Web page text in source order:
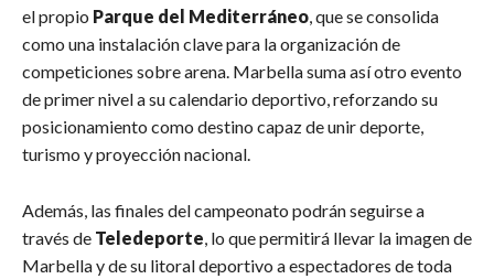
el propio Parque del Mediterráneo, que se consolida
como una instalación clave para la organización de
competiciones sobre arena. Marbella suma así otro evento
de primer nivel a su calendario deportivo, reforzando su
posicionamiento como destino capaz de unir deporte,
turismo y proyección nacional.
Además, las finales del campeonato podrán seguirse a
través de Teledeporte, lo que permitirá llevar la imagen de
Marbella y de su litoral deportivo a espectadores de toda